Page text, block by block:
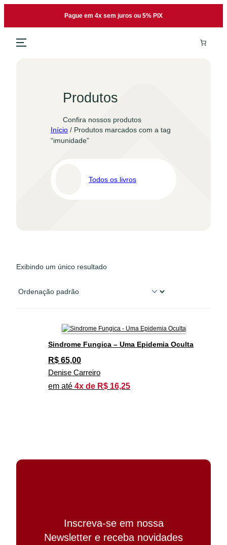
o
Pague em 4x sem juros ou 5% PIX
Produtos
Confira nossos produtos
Início / Produtos marcados com a tag
“imunidade”
Todos os livros
Exibindo um único resultado
Sindrome Fungica – Uma Epidemia Oculta
R$ 65,00
Denise Carreiro
em até 4x de R$ 16,25
Inscreva-se em nossa
Newsletter e receba novidades